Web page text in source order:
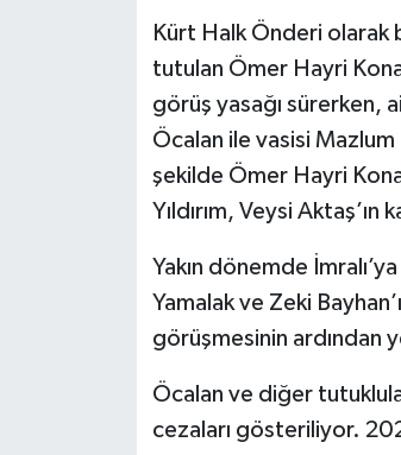
Kürt Halk Önderi olarak
tutulan Ömer Hayri
görüş yasağı sürerken,
Öcalan ile vasisi Mazlum
şekilde Ömer Hayri
Yıldırım, Veysi
Yakın dönemde
Yamalak ve Zeki
görüşmesinin ardından
Öcalan ve diğer
cezaları gösteriliyor.